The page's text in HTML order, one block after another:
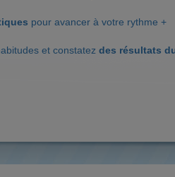
pour avancer à votre rythme +
et constatez des résultats